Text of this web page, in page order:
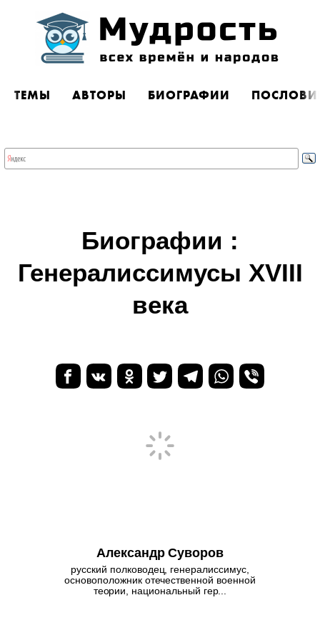
ТЕМЫ АВТОРЫ БИОГРАФИИ
Биографии :
Генералиссимусы XVIII
века
Александр Суворов
русский полководец, генералиссимус,
основоположник отечественной военной
теории, национальный гер...